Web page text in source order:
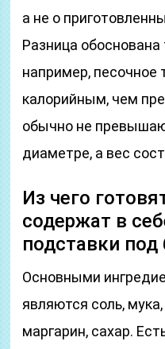
а не о
Разница
например, песочное
калорийным, чем
обычно не
диаметре, а вес
Из чего
содержат в
подставки
Основными
являются соль,
маргарин, сахар.